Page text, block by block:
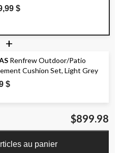
$
+
Renfrew Outdoor/Patio
Cushion Set, Light Grey
$
$899.98
au panier